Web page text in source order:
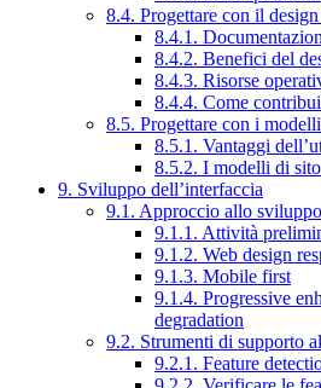
8.4. Progettare con il
8.4.1.
8.4.2. Benefici del
8.4.3. Risorse
8.4.4. Come
8.5. Progettare con i
8.5.1. Vantaggi
8.5.2. I modelli di
9. Sviluppo dell’interfaccia
9.1. Approccio allo sviluppo
9.1.1. Attività
9.1.2. Web design
9.1.3. Mobile first
9.1.4. Progressive
degradation
9.2. Strumenti di supporto
9.2.1. Feature